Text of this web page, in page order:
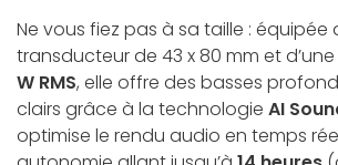
Ne vous fiez pas à sa taille : équipée
transducteur de 43 x 80 mm et
W RMS, elle offre des basses
clairs grâce à la technologie AI
optimise le rendu audio en temps